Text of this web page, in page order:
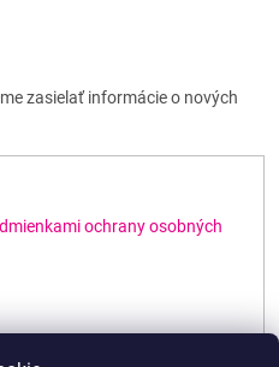
zasielať informácie o nových
ochrany osobných